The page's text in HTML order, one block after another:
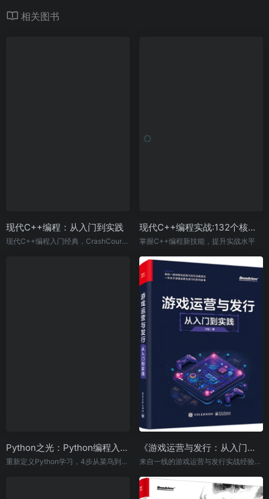
相关图书
现代C++编程：从入门到实践
现代C++编程入门经典，CrashCourse畅销书系列
现代C++编程实战:132个核心技巧示例（原书第2版）
掌握C++编程新技能，提升实战水平
Python之光：Python编程入门与实战
重新定义Python学习，4步从菜鸟到高手，买1得7：视频、案例、练习题、源码、答疑、课件、思维导图
《游戏运营与发行：从入门到实践》
来自一线的游戏运营与发行实战经验，一本关于游戏运营与发行的百科全书